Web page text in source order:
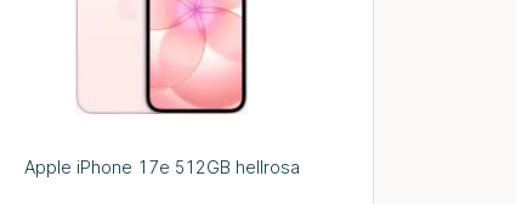
Apple iPhone 17e 512GB hellrosa